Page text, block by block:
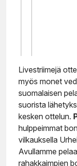
Livestriimejä
myös monet
suomalaisen
suorista
kesken ottelun.
hulppeimmat
vilkauksella
Avullamme
rahakkaimpien